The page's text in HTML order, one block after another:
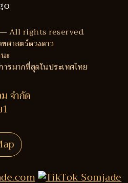
All rights reserved.
ศาสตร์ดวงดาว
ะ
รมากที่สุดในประเทศไทย
จำกัด